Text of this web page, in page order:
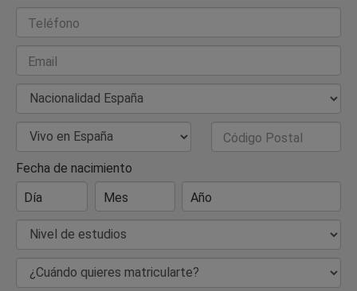
Teléfono
Email
Nacionalidad
País de Residencia
Código Postal
Fecha de nacimiento
Día
Mes Año
Nivel de estudios
¿Cuándo quieres matricularte?